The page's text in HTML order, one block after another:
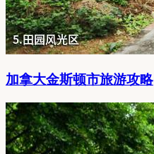
加拿大金斯顿市旅游攻略